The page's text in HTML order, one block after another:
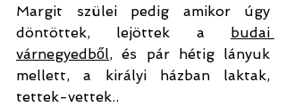
Margit szülei pedig amikor úgy
döntöttek, lejöttek a budai
várnegyedből, és pár hétig lányuk
mellett, a királyi házban laktak,
tettek-vettek..